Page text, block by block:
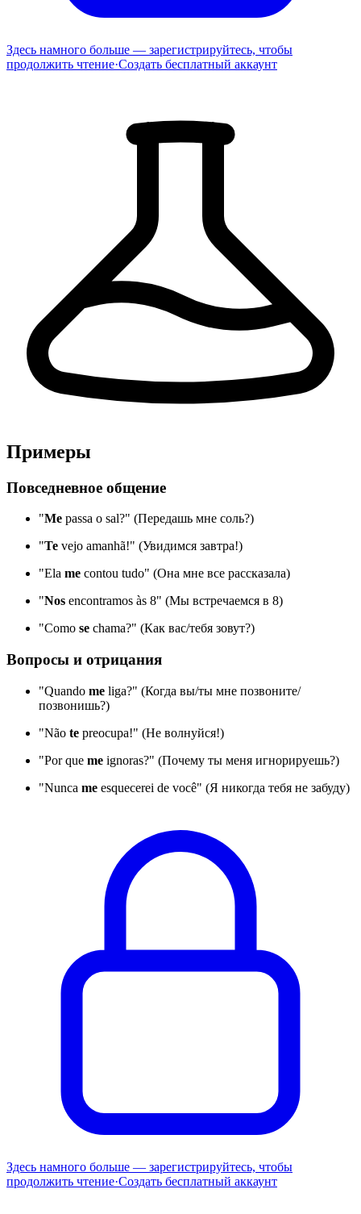
Здесь намного больше — зарегистрируйтесь, чтобы
продолжить чтение·Создать бесплатный аккаунт
Примеры
Повседневное общение
"Me passa o sal?" (Передашь мне соль?)
"Te vejo amanhã!" (Увидимся завтра!)
"Ela me contou tudo" (Она мне все рассказала)
"Nos encontramos às 8" (Мы встречаемся в 8)
"Como se chama?" (Как вас/тебя зовут?)
Вопросы и отрицания
"Quando me liga?" (Когда вы/ты мне позвоните/
позвонишь?)
"Não te preocupa!" (Не волнуйся!)
"Por que me ignoras?" (Почему ты меня игнорируешь?)
"Nunca me esquecerei de você" (Я никогда тебя не забуду)
Здесь намного больше — зарегистрируйтесь, чтобы
продолжить чтение·Создать бесплатный аккаунт